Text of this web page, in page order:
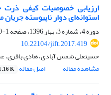
ارزیابی خصوصیات کیفی
استوانه‌ای دوار ناپیوسته جریان
دوره 4، شماره 3، بهار 1396، صفحه
1-10
10.22104/jift.2017.419
حسینعلی شمس آبادی، هادی باقری،
مشاهده مقاله
اصل مقاله K